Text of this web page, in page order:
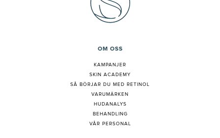
OM OSS
KAMPANJER
SKIN ACADEMY
SÅ BÖRJAR DU MED RETINOL
VARUMÄRKEN
HUDANALYS
BEHANDLING
VÅR PERSONAL